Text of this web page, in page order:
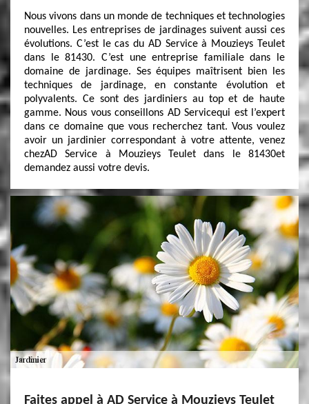
Nous vivons dans un monde de techniques et technologies
nouvelles. Les entreprises de jardinages suivent aussi ces
évolutions. C’est le cas du AD Service à Mouzieys Teulet
dans le 81430. C’est une entreprise familiale dans le
domaine de jardinage. Ses équipes maîtrisent bien les
techniques de jardinage, en constante évolution et
polyvalents. Ce sont des jardiniers au top et de haute
gamme. Nous vous conseillons AD Servicequi est l’expert
dans ce domaine que vous recherchez tant. Vous voulez
avoir un jardinier correspondant à votre attente, venez
chezAD Service à Mouzieys Teulet dans le 81430et
demandez aussi votre devis.
Faites appel à AD Service à Mouzieys Teulet